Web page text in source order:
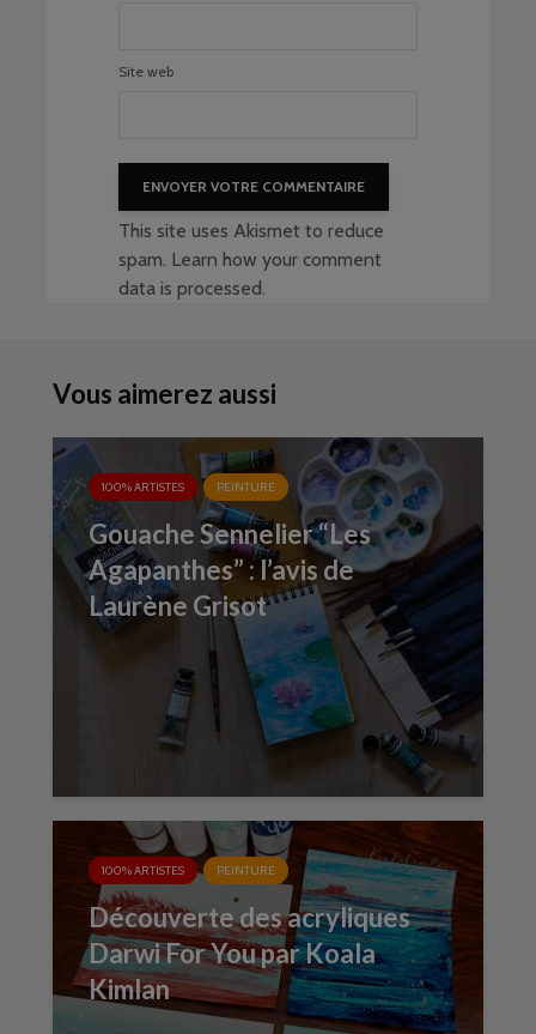
Site web
This site uses Akismet to reduce
spam. Learn how your comment
data is processed.
Vous aimerez aussi
100% ARTISTES PEINTURE
Gouache Sennelier “Les
Agapanthes” : l’avis de
Laurène Grisot
100% ARTISTES PEINTURE
Découverte des acryliques
Darwi For You par Koala
Kimlan